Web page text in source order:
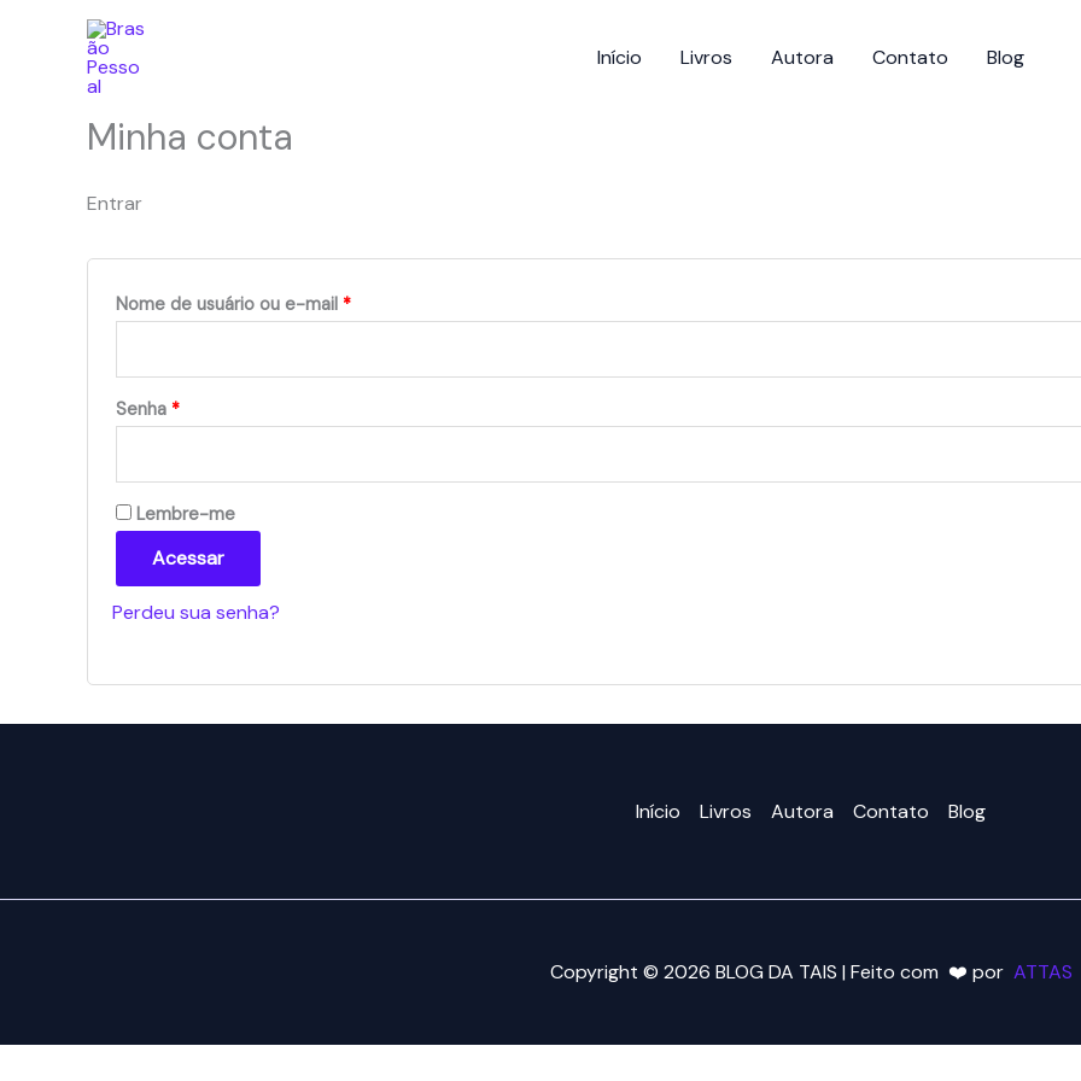
Início Livros Autora Contato Blog
Minha conta
Entrar
Nome de usuário ou e-mail *Obrigatório
Senha *Obrigatório
Lembre-me
Acessar
Perdeu sua senha?
Início Livros Autora Contato Blog
Copyright © 2026 BLOG DA TAIS | Feito com ❤️ por ATTAS